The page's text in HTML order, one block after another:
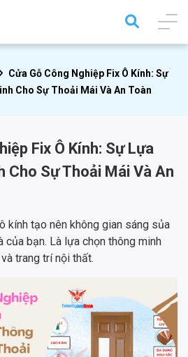
Cửa Gỗ Công Nghiệp Fix Ô Kính: Sự
Cho Sự Thoải Mái Và An Toàn
Fix Ô Kính: Sự Lựa
Cho Sự Thoải Mái Và An
kính tạo nên không gian sáng sủa
của bạn. Là lựa chọn thông minh
trang trí nội thất.